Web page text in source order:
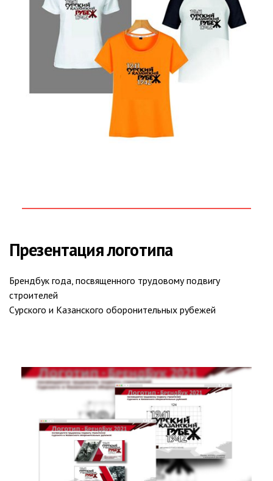
Презентация логотипа
Брендбук года, посвященного трудовому подвигу
строителей
Сурского и Казанского оборонительных рубежей